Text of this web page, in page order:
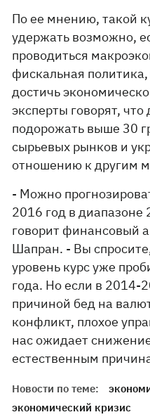
По ее мнению, такой
удержать возможно,
проводиться
фискальная
достичь
эксперты говорят,
подорожать выше 30
сырьевых рынков и
отношению к другим
- Можно
2016 год в диапазоне
говорит финансовый
Шапран. - Вы
уровень курс уже
года. Но если в 2014-
причиной бед на
конфликт, плохое
нас ожидает
естественным
Новости по теме:
экономический кризис